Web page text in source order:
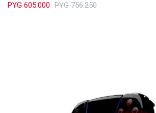
PYG 605.000 PYG 756.250